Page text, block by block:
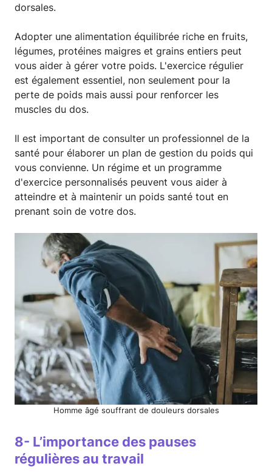
dorsales.
Adopter une alimentation équilibrée riche en fruits,
légumes, protéines maigres et grains entiers peut
vous aider à gérer votre poids. L'exercice régulier
est également essentiel, non seulement pour la
perte de poids mais aussi pour renforcer les
muscles du dos.
Il est important de consulter un professionnel de la
santé pour élaborer un plan de gestion du poids qui
vous convienne. Un régime et un programme
d'exercice personnalisés peuvent vous aider à
atteindre et à maintenir un poids santé tout en
prenant soin de votre dos.
Homme âgé souffrant de douleurs dorsales
8- L’importance des pauses
régulières au travail